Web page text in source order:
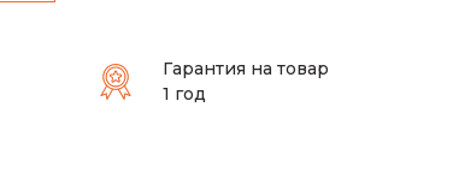
Гарантия на товар
1 год